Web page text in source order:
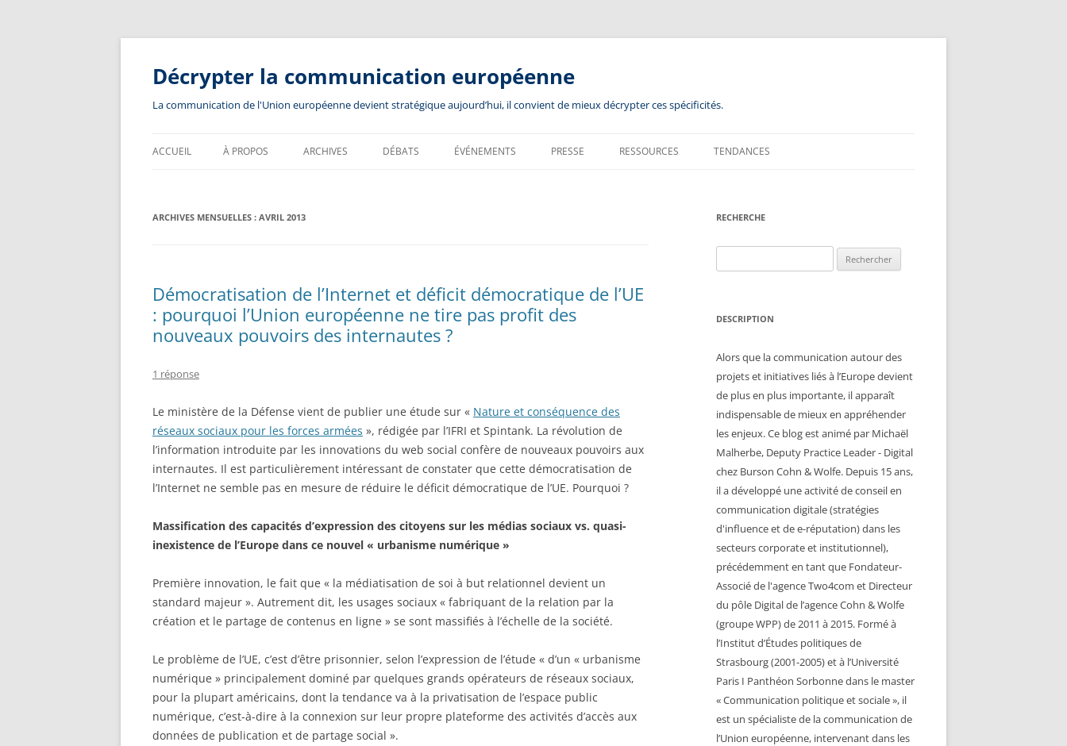
Aller
contenu
Décrypter la communication européenne
La communication de l'Union européenne devient stratégique aujourd’hui, il convient de mieux décrypter ces spécificités.
ACCUEIL À PROPOS ARCHIVES DÉBATS ÉVÉNEMENTS PRESSE RESSOURCES TENDANCES
ARCHIVES MENSUELLES : AVRIL 2013
Démocratisation de l’Internet et déficit démocratique de l’UE
: pourquoi l’Union européenne ne tire pas profit des
nouveaux pouvoirs des internautes ?
1 réponse
Le ministère de la Défense vient de publier une étude sur « Nature et conséquence des
réseaux sociaux pour les forces armées », rédigée par l’IFRI et Spintank. La révolution de
l’information introduite par les innovations du web social confère de nouveaux pouvoirs aux
internautes. Il est particulièrement intéressant de constater que cette démocratisation de
l’Internet ne semble pas en mesure de réduire le déficit démocratique de l’UE. Pourquoi ?
Massification des capacités d’expression des citoyens sur les médias sociaux vs. quasi-
inexistence de l’Europe dans ce nouvel « urbanisme numérique »
Première innovation, le fait que « la médiatisation de soi à but relationnel devient un
standard majeur ». Autrement dit, les usages sociaux « fabriquant de la relation par la
création et le partage de contenus en ligne » se sont massifiés à l’échelle de la société.
Le problème de l’UE, c’est d’être prisonnier, selon l’expression de l’étude « d’un « urbanisme
numérique » principalement dominé par quelques grands opérateurs de réseaux sociaux,
pour la plupart américains, dont la tendance va à la privatisation de l’espace public
numérique, c’est-à-dire à la connexion sur leur propre plateforme des activités d’accès aux
données de publication et de partage social ».
RECHERCHE
DESCRIPTION
Alors que la communication autour des
projets et initiatives liés à l’Europe devient
de plus en plus importante, il apparaît
indispensable de mieux en appréhender
les enjeux. Ce blog est animé par Michaël
Malherbe, Deputy Practice Leader - Digital
chez Burson Cohn & Wolfe. Depuis 15 ans,
il a développé une activité de conseil en
communication digitale (stratégies
d'influence et de e-réputation) dans les
secteurs corporate et institutionnel),
précédemment en tant que Fondateur-
Associé de l'agence Two4com et Directeur
du pôle Digital de l’agence Cohn & Wolfe
(groupe WPP) de 2011 à 2015. Formé à
l’Institut d’Études politiques de
Strasbourg (2001-2005) et à l’Université
Paris I Panthéon Sorbonne dans le master
« Communication politique et sociale », il
est un spécialiste de la communication de
l’Union européenne, intervenant dans les